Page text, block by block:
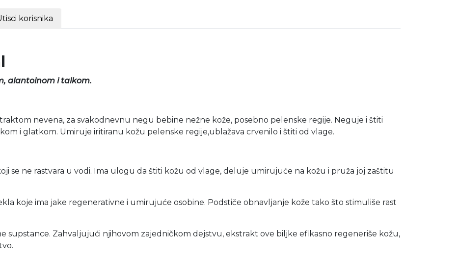
korisnika
alantoinom i talkom.
nevena, za svakodnevnu negu bebine nežne kože, posebno pelenske regije. Neguje i štiti
i glatkom. Umiruje iritiranu kožu pelenske regije,ublažava crvenilo i štiti od vlage.
se ne rastvara u vodi. Ima ulogu da štiti kožu od vlage, deluje umirujuće na kožu i pruža joj zaštitu
koje ima jake regenerativne i umirujuće osobine. Podstiče obnavljanje kože tako što stimuliše rast
supstance. Zahvaljujući njihovom zajedničkom dejstvu, ekstrakt ove biljke efikasno regeneriše kožu,